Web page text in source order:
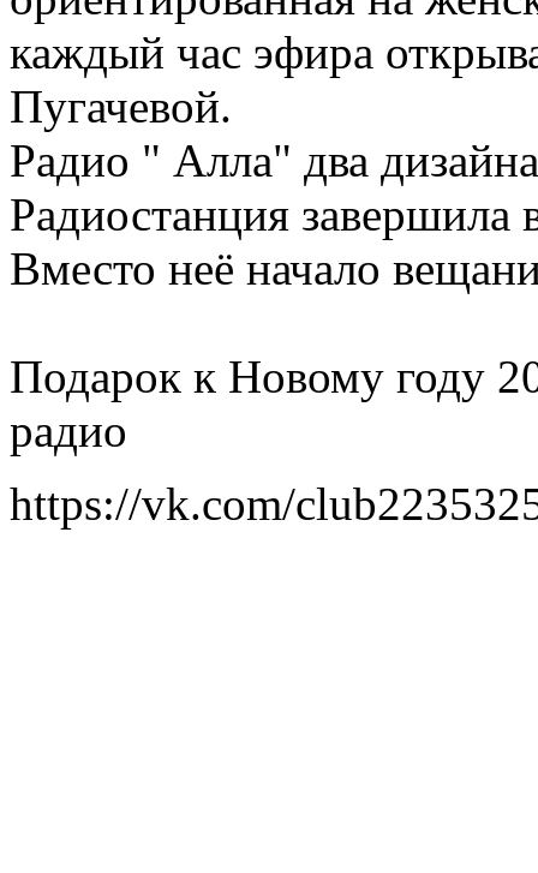
каждый час эфира
Пугачевой.
Радио " Алла" два
Радиостанция завершила
Вместо неё начало
Подарок к Новому году
радио
https://vk.com/